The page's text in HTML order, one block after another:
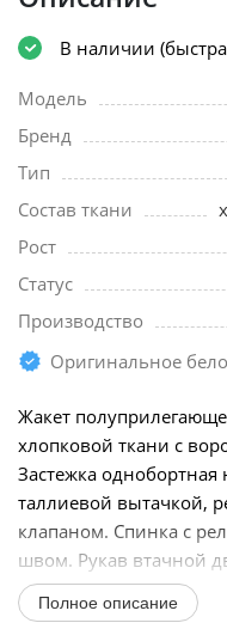
В наличии
Модель
Бренд
Тип
Состав ткани
Рост
Статус
Производство
Оригинальное
Жакет
хлопковой ткани с
Застежка
таллиевой вытачкой,
клапаном. Спинка с
швом. Рукав втачной
Длина жакета - 68 см,
Полное описание